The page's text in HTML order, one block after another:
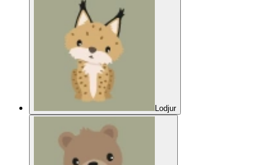
Lodjur